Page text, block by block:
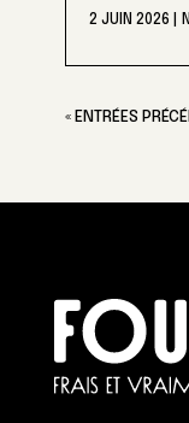
2 JUIN 2026
« ENTRÉES